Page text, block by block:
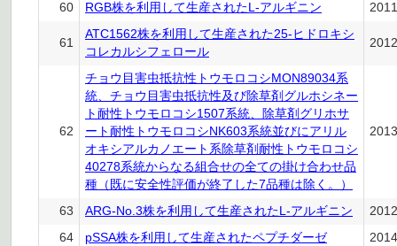
60
RGB株を利用して生産されたL-アルギニン
61
ATC1562株を利用して生産された25-ヒドロキシ
コレカルシフェロール
62
チョウ目害虫抵抗性トウモロコシMON89034系
統、チョウ目害虫抵抗性及び除草剤グルホシネー
ト耐性トウモロコシ1507系統、除草剤グリホサ
ート耐性トウモロコシNK603系統並びにアリル
オキシアルカノエート系除草剤耐性トウモロコシ
40278系統からなる組合せの全ての掛け合わせ品
種（既に安全性評価が終了した7品種は除く。）
63 ARG-No.3株を利用して生産されたL-アルギニン
64
pSSA株を利用して生産されたペプチダーゼ